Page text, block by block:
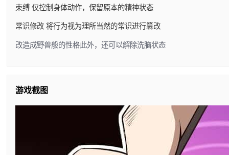
束缚 仅控制身体动作，保留原本的精神状态
常识修改 将行为视为理所当然的常识进行篡改
改造成野兽般的性格此外，还可以解除洗脑状态
游戏截图